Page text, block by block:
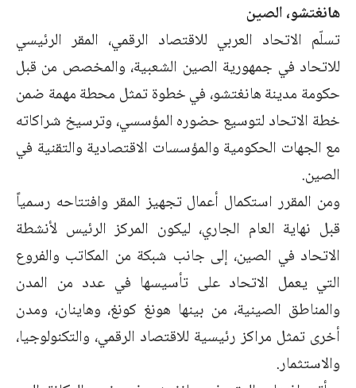
هانغتشو، الصين
تسلّم الاتحاد العربي للاقتصاد الرقمي، المقر الرئيسي
للاتحاد في جمهورية الصين الشعبية، والمخصص من قبل
حكومة مدينة هانغتشو، في خطوة تمثل محطة مهمة ضمن
خطة الاتحاد لتوسيع حضوره المؤسسي، وترسيخ شراكاته
مع الجهات الحكومية والمؤسسات الاقتصادية والتقنية في
الصين.
ومن المقرر استكمال أعمال تجهيز المقر وافتتاحه رسمياً
قبل نهاية العام الجاري، ليكون المركز الرئيس لأنشطة
الاتحاد في الصين، إلى جانب شبكة من المكاتب والفروع
التي يعمل الاتحاد على تأسيسها في عدد من المدن
والمناطق الصينية، من بينها هونغ كونغ، وهاينان، ومدن
أخرى تمثل مراكز رئيسية للاقتصاد الرقمي، والتكنولوجيا،
والاستثمار.